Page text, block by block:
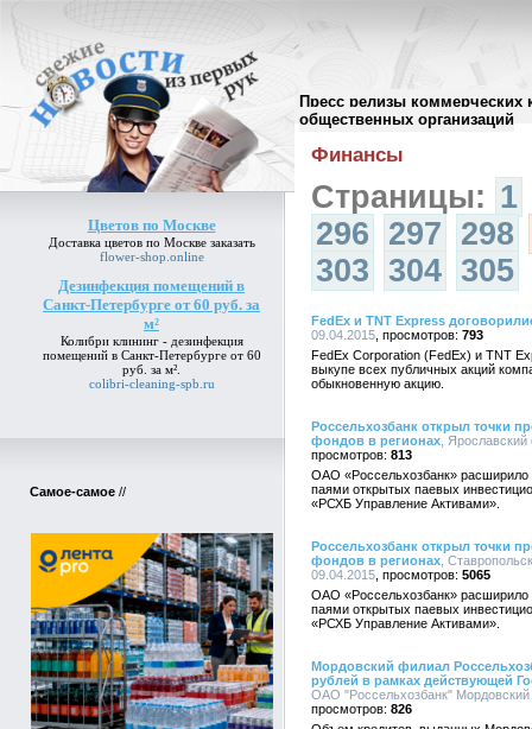
Пресс релизы коммерческих
общественных организаций
Цветов по Москве
Доставка цветов по Москвезаказать
flower-shop.online
Дезинфекция помещений в
Санкт-Петербурге от 60 руб. за
м²
Колибри клининг - дезинфекция
помещений в Санкт-Петербурге от 60
руб. за м²
colibri-cleaning-spb.ru
Самое-самое //
Архив пресс-релизов//
Финансы
Страницы: 1
296 297 298
303 304 305
FedEx и TNT Express
09.04.2015
793
FedEx Corporation (FedEx) и TNT
выкупе всех публичных акций
обыкновенную акцию.
Россельхозбанк открыл точки
фондов в регионах ,
813
ОАО «Россельхозбанк» расширило
паями открытых паевых
«РСХБ Управление Активами».
Россельхозбанк открыл точки
фондов в регионах ,
09.04.2015
5065
ОАО «Россельхозбанк» расширило
паями открытых паевых
«РСХБ Управление Активами».
Мордовский филиал
рублей в рамках действующей
ОАО "Россельхозбанк"
826